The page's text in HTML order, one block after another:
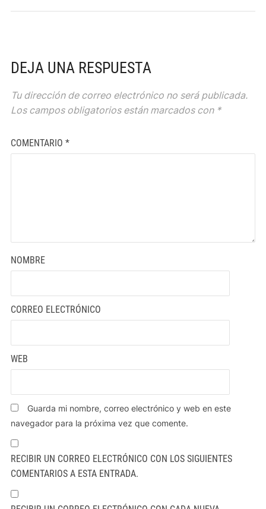
DEJA UNA RESPUESTA
Tu dirección de correo electrónico no será publicada.
Los campos obligatorios están marcados con *
COMENTARIO *
NOMBRE
CORREO ELECTRÓNICO
WEB
Guarda mi nombre, correo electrónico y web en este
navegador para la próxima vez que comente.
RECIBIR UN CORREO ELECTRÓNICO CON LOS SIGUIENTES
COMENTARIOS A ESTA ENTRADA.